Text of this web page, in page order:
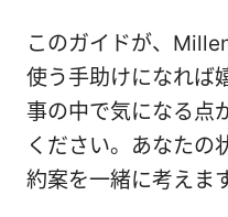
このガイドが、
使う手助けになれば
事の中で気になる点
ください。あなたの
約案を一緒に考えます